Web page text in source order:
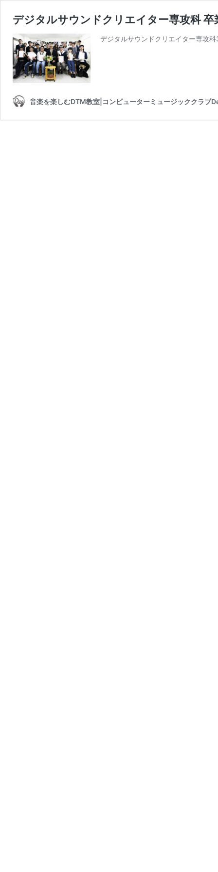
デジタルサウンドクリエイター専攻科 卒
デジタルサウンドクリエイター専攻
音楽を楽しむDTM教室|コンピューターミュージッククラブ